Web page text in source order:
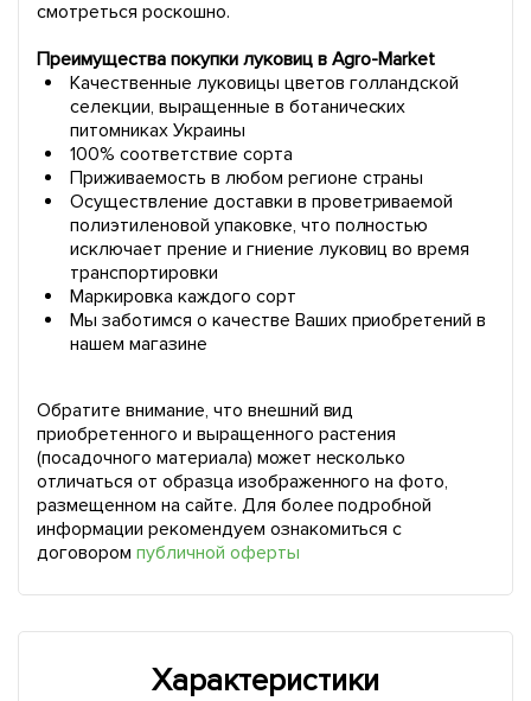
смотреться роскошно.
Преимущества покупки луковиц в Agro-Market
Качественные луковицы цветов голландской
селекции, выращенные в ботанических
питомниках Украины
100% соответствие сорта
Приживаемость в любом регионе страны
Осуществление доставки в проветриваемой
полиэтиленовой упаковке, что полностью
исключает прение и гниение луковиц во время
транспортировки
Маркировка каждого сорт
Мы заботимся о качестве Ваших приобретений в
нашем магазине
Обратите внимание, что внешний вид
приобретенного и выращенного растения
(посадочного материала) может несколько
отличаться от образца изображенного на фото,
размещенном на сайте. Для более подробной
информации рекомендуем ознакомиться с
договором публичной оферты
Характеристики